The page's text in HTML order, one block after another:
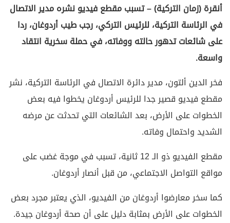
أنقرة (زمان التركية) – تسبب مقطع فيديو نشره مدير الاتصال
في الرئاسة التركية، للرئيس التركي، رجب طيب أردوغان، ردا
على شائعات تدهور حالته ووفاته، في حملة سخرية انتقاد
واسعة.
فخر الدين ألتون، مدير دائرة الاتصال في الرئاسة التركية، نشر
مقطع فيديو قصير جدا للرئيس أردوغان يخطوا فيه بعض
الخطوات على الأرض، بعد الشائعات التي تحدثت عن مرضه
الشديد واحتمال وفاته.
مقطع الفيديو ذو الـ 12 ثانية، تسبب في موجة غضب على
مواقع التواصل الاجتماعي، من قبل أنصار أردوغان.
كما سخر معارضوا أردوغان من الفيديو، الذي يعتبر مجرد بعض
الخطوات على الأرض بمثابة دليل على أن صحة أردوغان جيدة.